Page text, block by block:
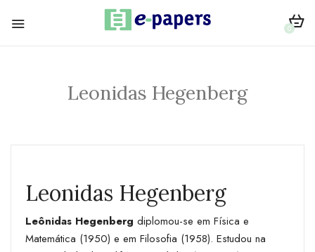
0
Leonidas Hegenberg
Leonidas Hegenberg
Leônidas Hegenberg diplomou-se em Física e
Matemática (1950) e em Filosofia (1958). Estudou na